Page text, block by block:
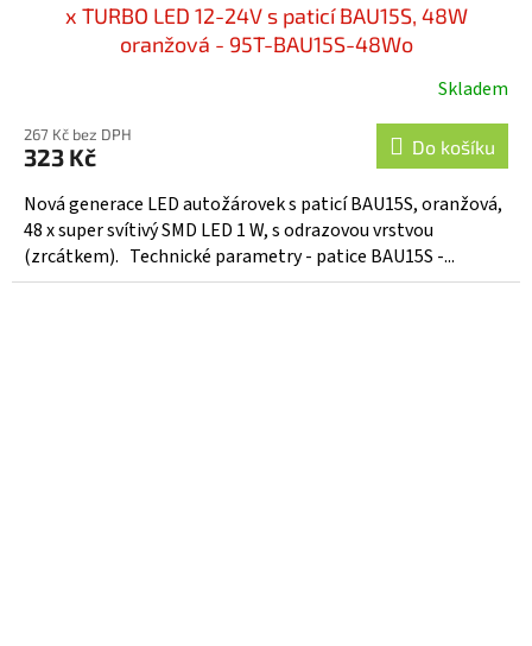
x TURBO LED 12-24V s paticí BAU15S, 48W
oranžová - 95T-BAU15S-48Wo
Skladem
267 Kč bez DPH
323 Kč Do košíku
Nová generace LED autožárovek s paticí BAU15S, oranžová,
48 x super svítivý SMD LED 1 W, s odrazovou vrstvou
(zrcátkem). Technické parametry - patice BAU15S -...